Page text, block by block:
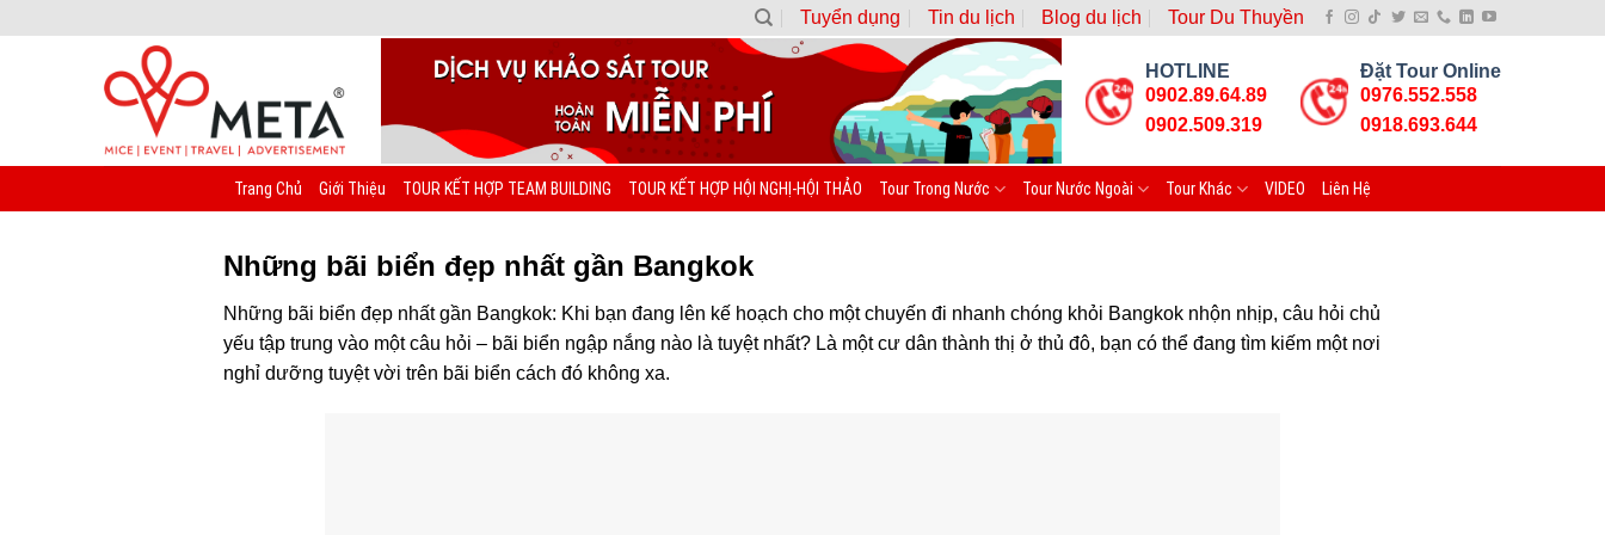
Tuyển dụng Tin du lịch Blog du lịch Tour Du Thuyền
HOTLINE
0902.89.64.89
0902.509.319
Đặt Tour Online
0976.552.558
0918.693.644
Trang Chủ Giới Thiệu TOUR KẾT HỢP TEAM BUILDING TOUR KẾT HỢP HỘI NGHỊ-HỘI THẢO Tour Trong Nước Tour Nước Ngoài Tour Khác VIDEO Liên Hệ
Những bãi biển đẹp nhất gần Bangkok
Những bãi biển đẹp nhất gần Bangkok: Khi bạn đang lên kế hoạch cho một chuyến đi nhanh chóng khỏi Bangkok nhộn nhịp, câu hỏi chủ
yếu tập trung vào một câu hỏi – bãi biển ngập nắng nào là tuyệt nhất? Là một cư dân thành thị ở thủ đô, bạn có thể đang tìm kiếm một nơi
nghỉ dưỡng tuyệt vời trên bãi biển cách đó không xa.